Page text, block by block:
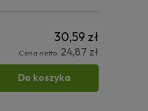
30,59 zł
Cena netto: 24,87 zł
Do koszyka